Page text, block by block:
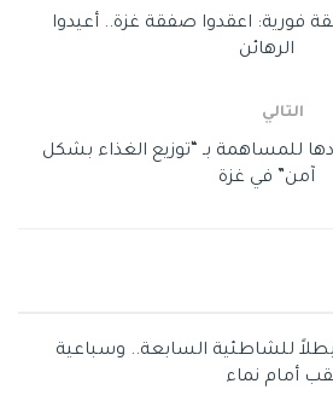
استشهد نحو 75 ألفا و200 شخص في غزة نتيجة أعمال عنف
الصحة من العدد الحقيقي للشهداء
فورية: اعقدوا صفقة غزة.. أعيدوا
الرهائن
التالي
للمساهمة بـ “توزيع الغذاء بشكل
آمن” في غزة
للشاطئية السابعة.. وسباعية
أمام نماء